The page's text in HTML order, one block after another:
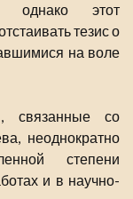
однако этот
тезис о
на воле
связанные со
неоднократно
степени
и в научно-